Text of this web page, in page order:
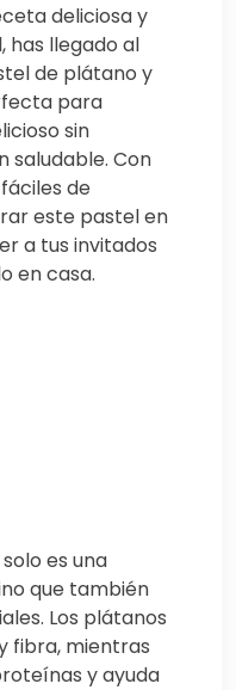
deliciosa y
has llegado al
de plátano y
para
sin
saludable. Con
de
este pastel en
a tus invitados
en casa.
es una
que también
Los plátanos
fibra, mientras
y ayuda